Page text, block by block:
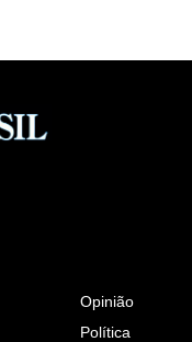
Opinião
Política